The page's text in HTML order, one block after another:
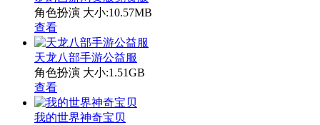
角色扮演 大小:10.57MB
查看
天龙八部手游公益服
角色扮演 大小:1.51GB
查看
我的世界神奇宝贝